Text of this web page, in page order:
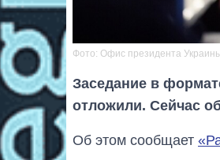
Фото: Офис президента
Заседание в
отложили. Сейчас
Об этом сообщает